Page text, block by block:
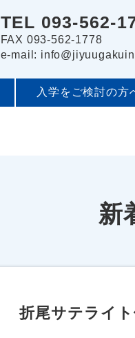
TEL 093-562-
FAX 093-562-1778
e-mail:
入学をご検討の方
新
折尾サテライ